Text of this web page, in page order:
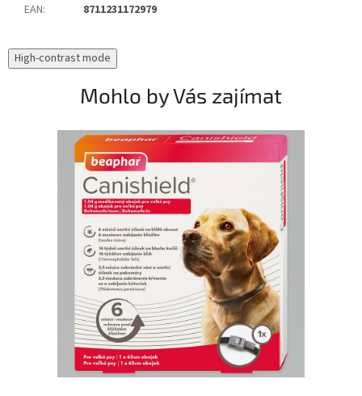
EAN: 8711231172979
High-contrast mode
Mohlo by Vás zajímat